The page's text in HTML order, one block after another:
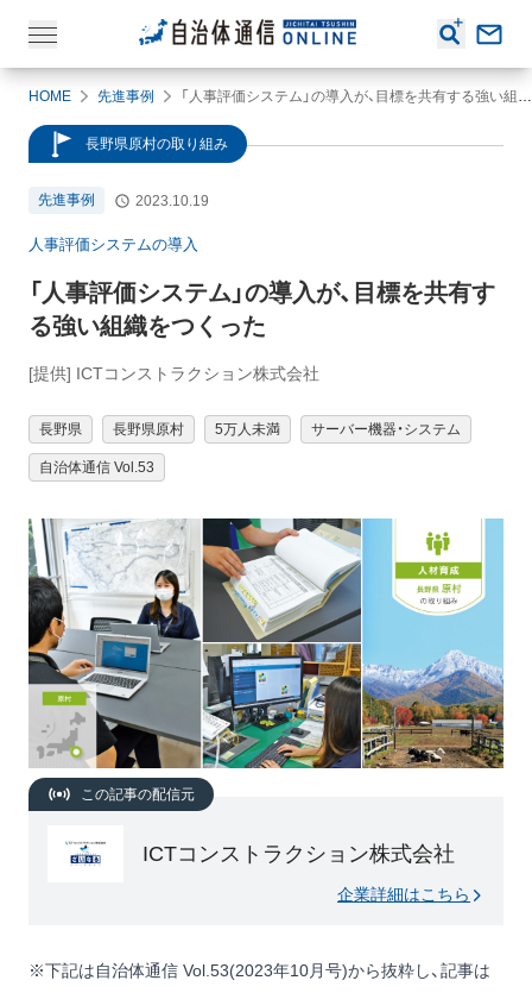
HOME 先進事例 「人事評価システム」の導入が、目標を共有する強い組織をつくった
長野県原村の取り組み
先進事例 2023.10.19
人事評価システムの導入
「人事評価システム」の導入が、目標を共有す
る強い組織をつくった
[提供] ICTコンストラクション株式会社
長野県 長野県原村 5万人未満 サーバー機器・システム
自治体通信 Vol.53
この記事の配信元
ICTコンストラクション株式会社
企業詳細はこちら
※下記は自治体通信 Vol.53(2023年10月号)から抜粋し、記事は